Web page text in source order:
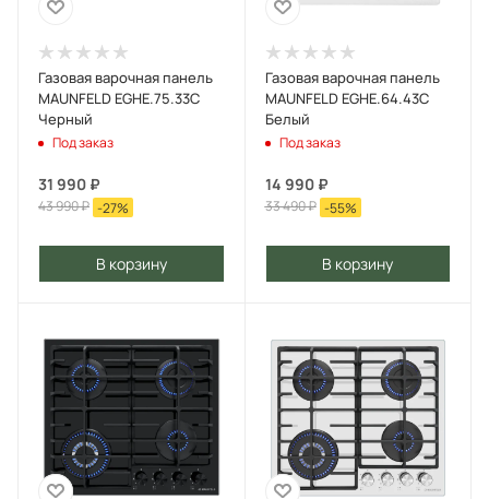
Газовая варочная панель
MAUNFELD EGHE.75.33C
Черный
Под заказ
31 990 ₽
43 990₽ -27%
В корзину
Газовая варочная панель
MAUNFELD EGHE.64.43C
Белый
Под заказ
14 990₽
33 490₽ -55%
В корзину